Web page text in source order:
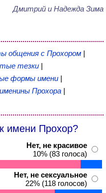
Дмитрий и Надежда Зима
общения с Прохором |
тезки |
формы имени |
Прохора |
имени Прохор?
Нет, не красивое
10% (83 голоса)
Нет, не сексуальное
22% (118 голосов)